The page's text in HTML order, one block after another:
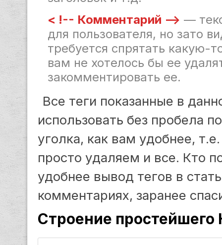
< !-- Комментарий --> —
для пользователя, но зато
требуется спрятать какую-
вам не хотелось бы ее
закомментировать ее.
Все теги показанные в
использовать без пробела
уголка, как вам удобнее,
просто удаляем и все. Кто
удобнее вывод тегов в
комментариях, заранее
Строение простейшего